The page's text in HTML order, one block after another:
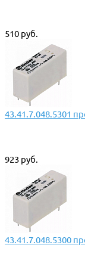
510 руб.
43.41.7.048.5301
923 руб.
43.41.7.048.5300